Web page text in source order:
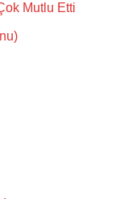
Mutlu Etti